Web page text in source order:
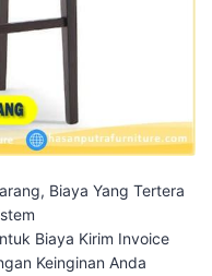
Biaya Yang Tertera
Biaya Kirim Invoice
Keinginan Anda